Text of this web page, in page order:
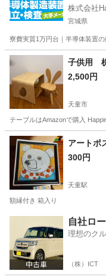
株式会社
宮城県
寮費実質1万円台｜半導体装置
宮城 その他
子供用
2,500円
天童市
テーブルはAmazonで購入
山形 天童市 テーブル
アートポ
300円
天童駅
額縁付き 箱入り
天童駅
自社ロ
理想のク
（株）ICT